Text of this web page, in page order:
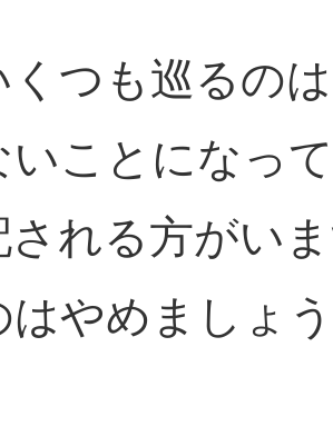
くつも巡るの
いことになっ
される方がい
はやめましょ